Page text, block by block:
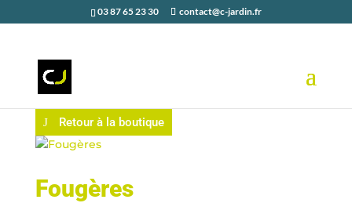
03 87 65 23 30 contact@c-jardin.fr
Retour à la boutique
Fougères